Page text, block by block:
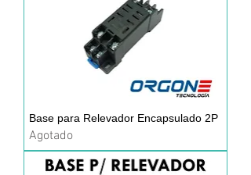
Base para Relevador Encapsulado 2P
Agotado